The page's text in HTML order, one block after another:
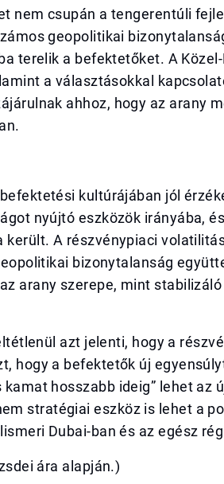
nem csupán a tengerentúli
geopolitikai
terelik a befektetőket. A
a választásokkal
ahhoz, hogy az arany
kultúrájában jól
nyújtó eszközök irányába,
került. A részvénypiaci
bizonytalanság
arany szerepe, mint stabilizáló
azt jelenti, hogy a
hogy a befektetők új
kamat hosszabb ideig” lehet az
stratégiai eszköz is lehet a
Dubai-ban és az egész
ára alapján.)